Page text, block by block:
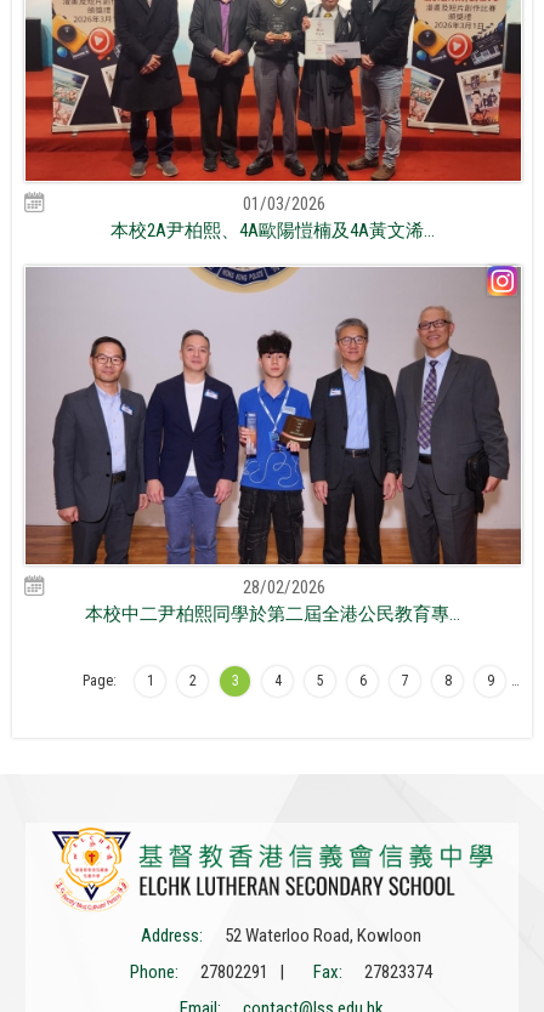
01/03/2026
本校2A尹柏熙、4A歐陽愷楠及4A黃文浠...
28/02/2026
本校中二尹柏熙同學於第二屆全港公民教育專...
Page: 1 2 3 4 5 6 7 8 9
Address:
52 Waterloo Road, Kowloon
Phone:
27802291 | Fax:
27823374